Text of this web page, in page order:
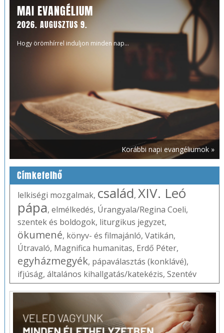
MAI EVANGÉLIUM
2026. AUGUSZTUS 9.
Hogy örömhírrel induljon minden nap...
Korábbi napi evangéliumok »
Címkefelhő
lelkiségi mozgalmak, család, XIV. Leó
pápa, elmélkedés, Úrangyala/Regina Coeli,
szentek és boldogok, liturgikus jegyzet,
ökumené, könyv- és filmajánló, Vatikán,
Útravaló, Magnifica humanitas, Erdő Péter,
egyházmegyék, pápaválasztás (konklávé),
ifjúság, általános kihallgatás/katekézis, Szentév